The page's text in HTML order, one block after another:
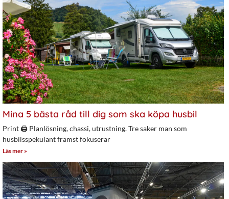
Mina 5 bästa råd till dig som ska köpa husbil
Print 🖨 Planlösning, chassi, utrustning. Tre saker man som
husbilsspekulant främst fokuserar
Läs mer »